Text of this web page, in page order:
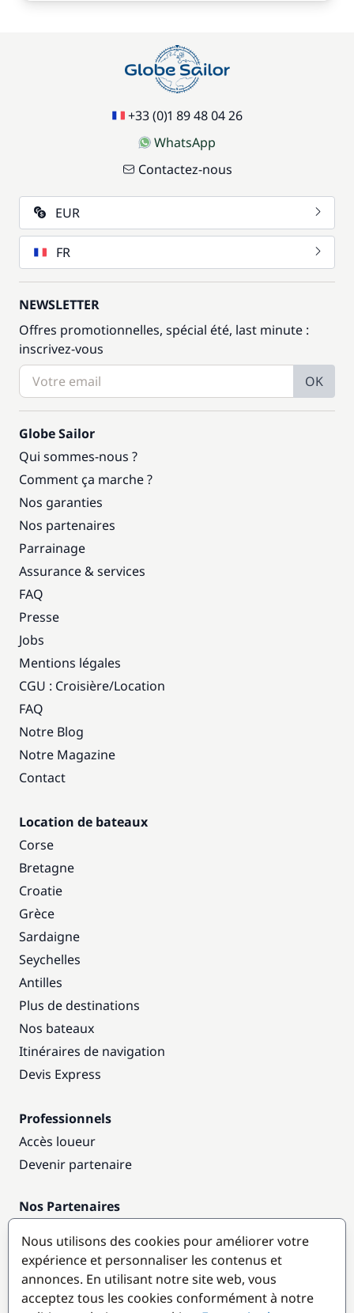
+33 (0)1 89 48 04 26
WhatsApp
Contactez-nous
EUR
FR
NEWSLETTER
Offres promotionnelles, spécial été, last minute :
inscrivez-vous
OK
Globe Sailor
Qui sommes-nous ?
Comment ça marche ?
Nos garanties
Nos partenaires
Parrainage
Assurance & services
FAQ
Presse
Jobs
Mentions légales
CGU : Croisière/Location
FAQ
Notre Blog
Notre Magazine
Contact
Location de bateaux
Corse
Bretagne
Croatie
Grèce
Sardaigne
Seychelles
Antilles
Plus de destinations
Nos bateaux
Itinéraires de navigation
Devis Express
Professionnels
Accès loueur
Devenir partenaire
Nos Partenaires
Destinations populaires
Nous utilisons des cookies pour améliorer votre
expérience et personnaliser les contenus et
annonces. En utilisant notre site web, vous
acceptez tous les cookies conformément à notre